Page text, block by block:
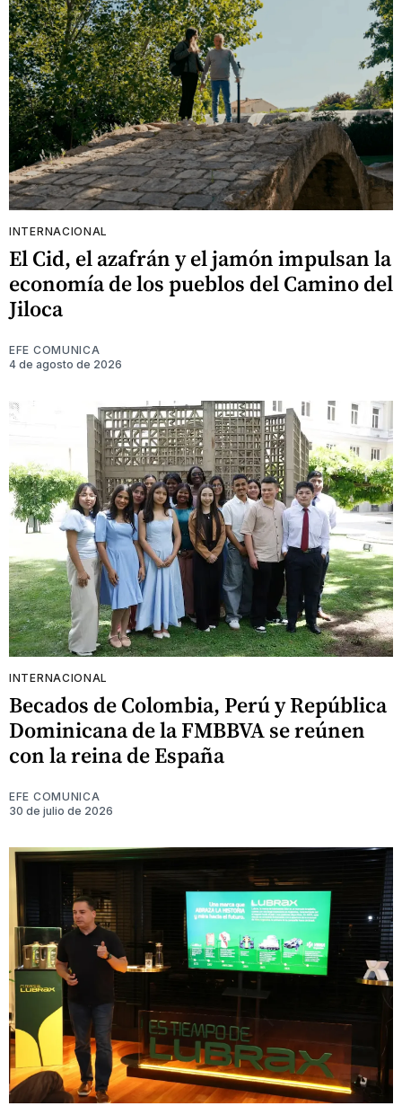
INTERNACIONAL
El Cid, el azafrán y el jamón impulsan la
economía de los pueblos del Camino del
Jiloca
EFE COMUNICA
4 de agosto de 2026
INTERNACIONAL
Becados de Colombia, Perú y República
Dominicana de la FMBBVA se reúnen
con la reina de España
EFE COMUNICA
30 de julio de 2026